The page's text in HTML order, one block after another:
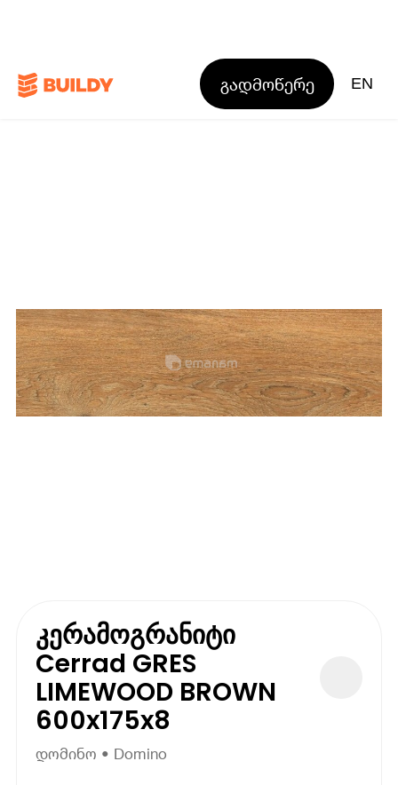
გადმოწერე EN
კერამოგრანიტი
Cerrad GRES
LIMEWOOD BROWN
600x175x8
დომინო • Domino